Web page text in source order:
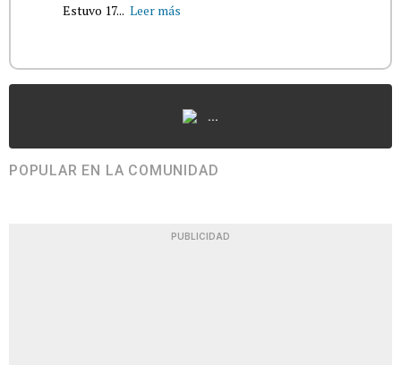
Estuvo 17... Leer más
...
POPULAR EN LA COMUNIDAD
PUBLICIDAD